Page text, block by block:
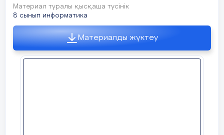
Материал туралы қысқаша түсінік
8 сынып информатика
Материалды жүктеу